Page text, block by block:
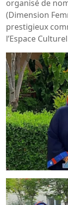
organisé de
(Dimension
prestigieux
l’Espace